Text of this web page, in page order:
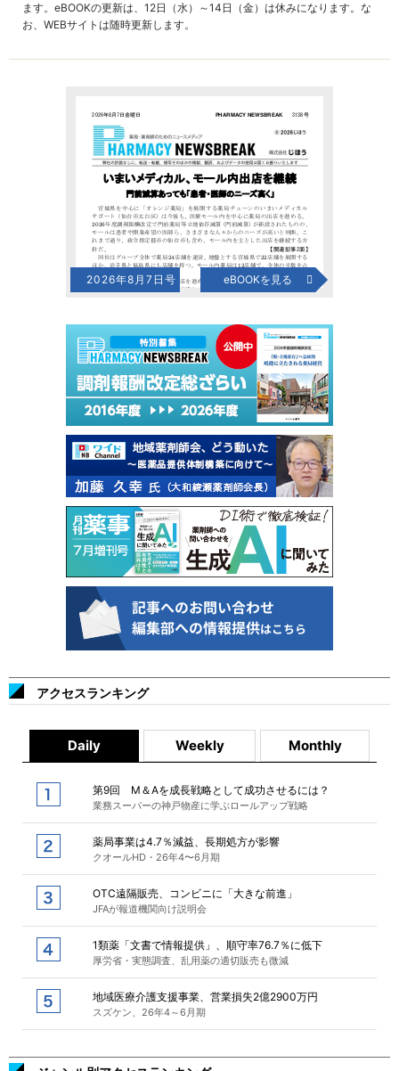
ます。eBOOKの更新は、12日（水）～14日（金）は休みになります。な
お、WEBサイトは随時更新します。
2026年8月7日号 eBOOKを見る
アクセスランキング
Daily Weekly Monthly
第9回 M＆Aを成長戦略として成功させるには？
業務スーパーの神戸物産に学ぶロールアップ戦略
薬局事業は4.7％減益、長期処方が影響
クオールHD・26年4〜6月期
OTC遠隔販売、コンビニに「大きな前進」
JFAが報道機関向け説明会
1類薬「文書で情報提供」、順守率76.7％に低下
厚労省・実態調査、乱用薬の適切販売も微減
地域医療介護支援事業、営業損失2億2900万円
スズケン、26年4～6月期